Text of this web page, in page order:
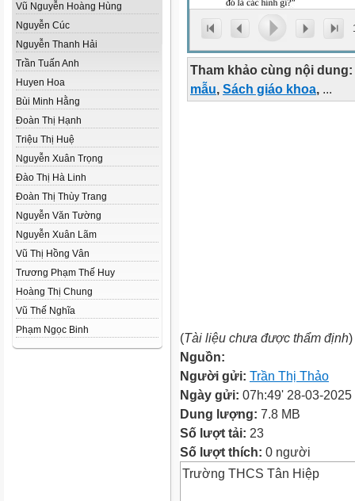
Vũ Nguyễn Hoàng Hùng
Nguyễn Cúc
Nguyễn Thanh Hải
Trần Tuấn Anh
Huyen Hoa
Bùi Minh Hằng
Đoàn Thị Hạnh
Triệu Thị Huệ
Nguyễn Xuân Trọng
Đào Thị Hà Linh
Đoàn Thị Thùy Trang
Nguyễn Văn Tường
Nguyễn Xuân Lãm
Vũ Thị Hồng Vân
Trương Phạm Thế Huy
Hoàng Thị Chung
Vũ Thế Nghĩa
Phạm Ngọc Binh
Tham khảo cùng nội dung:
mẫu, Sách giáo khoa, ...
(Tài liệu chưa được thẩm định)
Nguồn:
Người gửi: Trần Thị Thảo
Ngày gửi: 07h:49' 28-03-2025
Dung lượng: 7.8 MB
Số lượt tải: 23
Số lượt thích: 0 người
Trường THCS Tân Hiệp